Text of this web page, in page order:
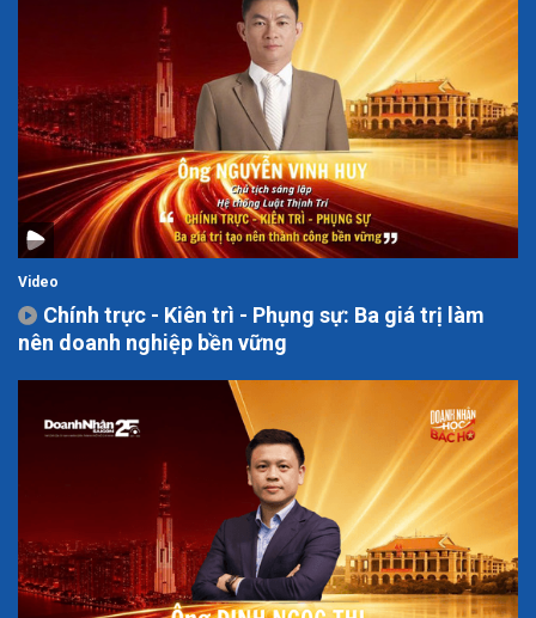
Video
Chính trực - Kiên trì - Phụng sự: Ba giá trị làm
nên doanh nghiệp bền vững